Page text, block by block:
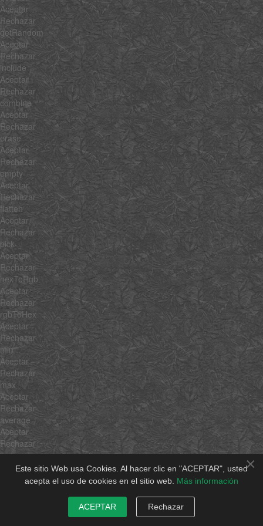
×
Este sitio Web usa Cookies. Al hacer clic en "ACEPTAR", usted
acepta el uso de cookies en el sitio web. Más información
ACEPTAR Rechazar
Aceptar
Rechazar
getRandom
Aceptar
Rechazar
include
Aceptar
Rechazar
combine
Aceptar
Rechazar
erase
Aceptar
Rechazar
empty
Aceptar
Rechazar
flatten
Aceptar
Rechazar
pick
Aceptar
Rechazar
hexToRgb
Aceptar
Rechazar
rgbToHex
Aceptar
Rechazar
min
Aceptar
Rechazar
max
Aceptar
Rechazar
average
Aceptar
Rechazar
sum
Aceptar
Rechazar